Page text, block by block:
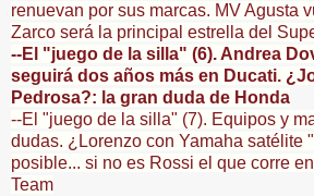
renuevan por sus marcas. MV Agusta
Zarco será la principal estrella del
--El "juego de la silla" (6). Andrea
seguirá dos años más en Ducati.
Pedrosa?: la gran duda de Honda
--El "juego de la silla" (7). Equipos y
dudas. ¿Lorenzo con Yamaha satélite
posible... si no es Rossi el que corre
Team